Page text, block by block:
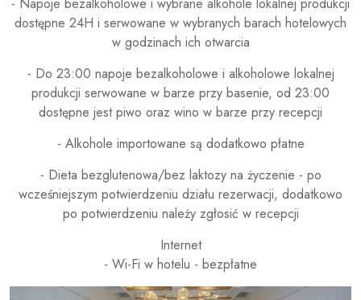
dostępne 24H i serwowane w wybranych barach hotelowych
w godzinach ich otwarcia
- Do 23:00 napoje bezalkoholowe i alkoholowe lokalnej
produkcji serwowane w barze przy basenie, od 23:00
dostępne jest piwo oraz wino w barze przy recepcji
- Alkohole importowane są dodatkowo płatne
- Dieta bezglutenowa/bez laktozy na życzenie - po
wcześniejszym potwierdzeniu działu rezerwacji, dodatkowo
po potwierdzeniu należy zgłosić w recepcji
Internet
- Wi-Fi w hotelu - bezpłatne